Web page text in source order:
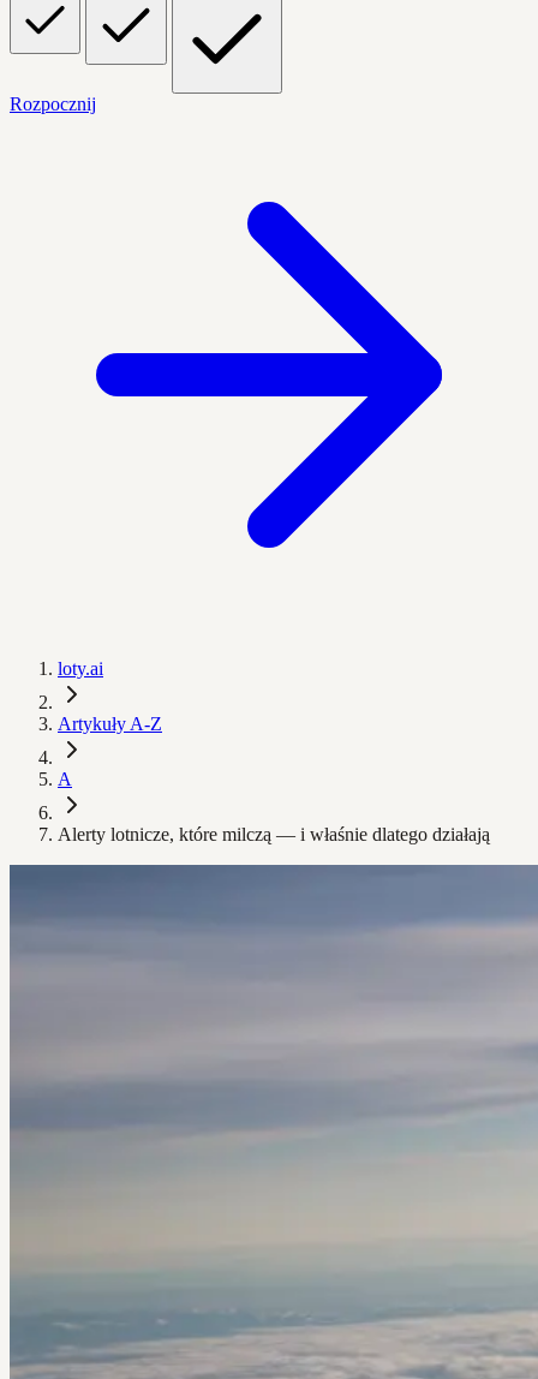
Rozpocznij
loty.ai
Artykuły A-Z
A
Alerty lotnicze, które milczą — i właśnie dlatego działają